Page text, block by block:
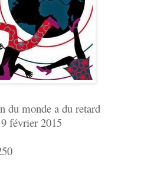
du monde a du retard
février 2015